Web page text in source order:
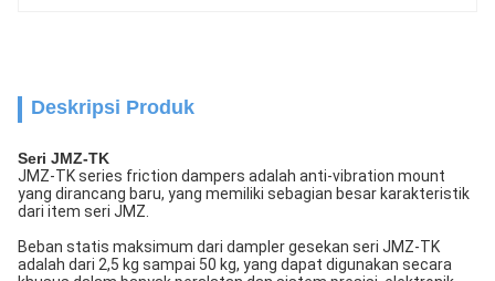
Deskripsi Produk
Seri JMZ-TK
JMZ-TK series friction dampers adalah anti-vibration mount
yang dirancang baru, yang memiliki sebagian besar karakteristik
dari item seri JMZ.
Beban statis maksimum dari dampler gesekan seri JMZ-TK
adalah dari 2,5 kg sampai 50 kg, yang dapat digunakan secara